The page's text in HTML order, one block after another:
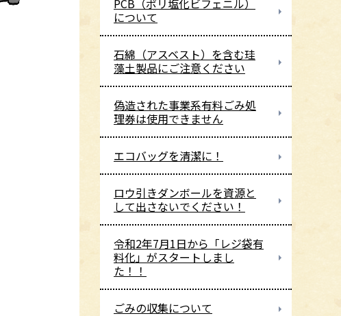
PCB（ポリ塩化ビフェニル）
について
石綿（アスベスト）を含む珪
藻土製品にご注意ください
偽造された事業系有料ごみ処
理券は使用できません
エコバッグを清潔に！
ロウ引きダンボールを資源と
して出さないでください！
令和2年7月1日から「レジ袋有
料化」がスタートしまし
た！！
ごみの収集について